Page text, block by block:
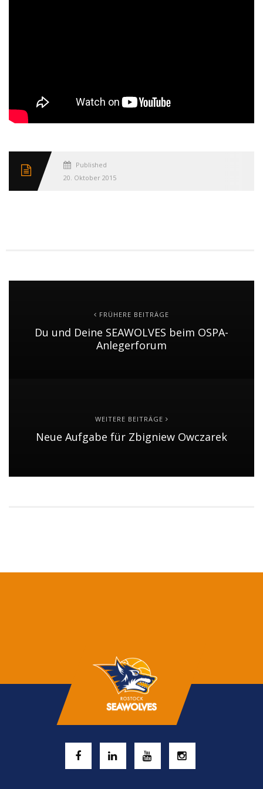
Published
20. Oktober 2015
FRÜHERE BEITRÄGE
Du und Deine SEAWOLVES beim OSPA-
Anlegerforum
WEITERE BEITRÄGE
Neue Aufgabe für Zbigniew Owczarek